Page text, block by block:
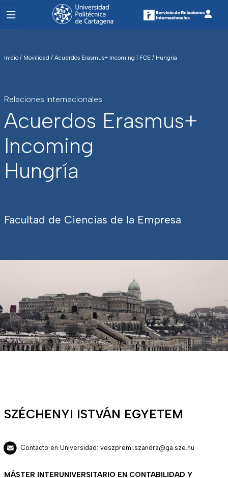
Inicio / Movilidad / Acuerdos Erasmus+ Incoming | FCE / Hungría
Relaciones Internacionales
Acuerdos Erasmus+
Incoming
Hungría
Facultad de Ciencias de la Empresa
SZÉCHENYI ISTVÁN EGYETEM
Contacto en Universidad: veszpremi.szandra@ga.sze.hu
MÁSTER INTERUNIVERSITARIO EN CONTABILIDAD Y